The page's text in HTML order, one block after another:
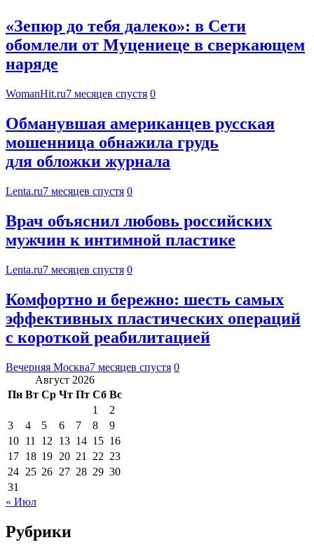
«Зепюр до тебя далеко»: в Сети
обомлели от Муцениеце в сверкающем
наряде
WomanHit.ru7 месяцев спустя 0
Обманувшая американцев русская
мошенница обнажила грудь
для обложки журнала
Lenta.ru7 месяцев спустя 0
Врач объяснил любовь российских
мужчин к интимной пластике
Lenta.ru7 месяцев спустя 0
Комфортно и бережно: шесть самых
эффективных пластических операций
с короткой реабилитацией
Вечерняя Москва7 месяцев спустя 0
Август 2026
Пн Вт Ср Чт Пт Сб Вс
1
2
3
4 5 6 7 8
9
10 11 12 13 14 15 16
17 18 19 20 21 22 23
24 25 26 27 28 29 30
31
« Июл
Рубрики